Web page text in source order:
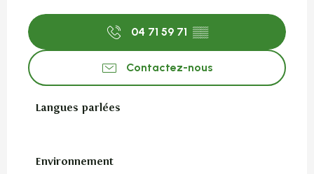
04 71 59 71 ▒▒
Contactez-nous
Langues parlées
Langues parlées
Environnement
Environnement